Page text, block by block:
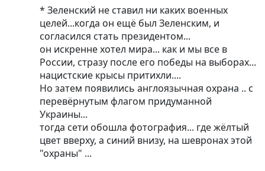
* Зеленский не ставил ни каких военных
целей...когда он ещё был Зеленским, и
согласился стать президентом...
он искренне хотел мира... как и мы все в
России, стразу после его победы на выборах...
нацистские крысы притихли....
Но затем появились англоязычная охрана .. с
перевёрнутым флагом придуманной
Украины...
тогда сети обошла фотография... где жёлтый
цвет вверху, а синий внизу, на шевронах этой
"охраны" ...